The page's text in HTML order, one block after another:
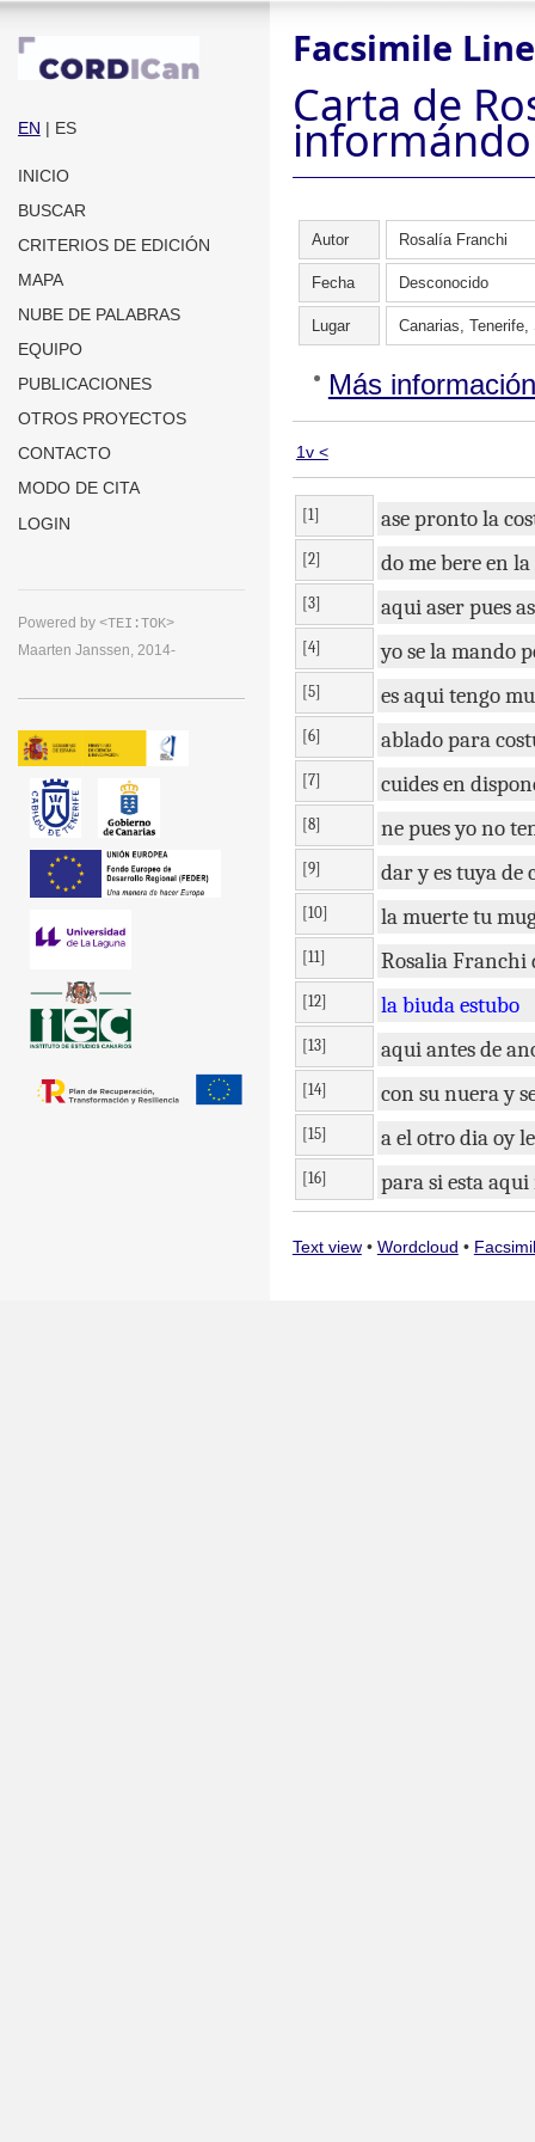
EN | ES
INICIO
BUSCAR
CRITERIOS DE EDICIÓN
MAPA
NUBE DE PALABRAS
EQUIPO
PUBLICACIONES
OTROS PROYECTOS
CONTACTO
MODO DE CITA
LOGIN
Powered by <TEI:TOK>
Maarten Janssen, 2014-
Facsimile
Carta de
Autor Rosalía Franchi
Fecha Desconocido
Lugar Canarias,
Más información
1v <
[1] aseprontola
[2] domebereen la
[3] aquiaserpues
[4] yoselamando
[5] esaquitengo
[6] abladopara
[7] cuidesen
[8] nepuesyono
[9] daryestuyade
[10] lamuertetu
[11] RosaliaFranchi
[12] labiudaestubo
[13] aquiantesde
[14] con sunueray
[15] aelotrodiaoyle
[16] parasiestaaqui
Text view• Wordcloud •